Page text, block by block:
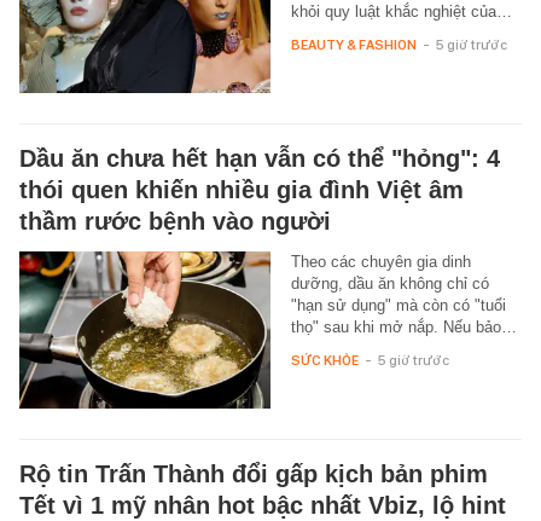
khỏi quy luật khắc nghiệt của…
BEAUTY & FASHION - 5 giờ trước
Dầu ăn chưa hết hạn vẫn có thể "hỏng": 4
thói quen khiến nhiều gia đình Việt âm
thầm rước bệnh vào người
Theo các chuyên gia dinh
dưỡng, dầu ăn không chỉ có
"hạn sử dụng" mà còn có "tuổi
thọ" sau khi mở nắp. Nếu bảo…
SỨC KHỎE - 5 giờ trước
Rộ tin Trấn Thành đổi gấp kịch bản phim
Tết vì 1 mỹ nhân hot bậc nhất Vbiz, lộ hint